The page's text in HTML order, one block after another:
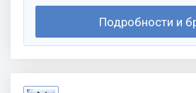
Подробности и